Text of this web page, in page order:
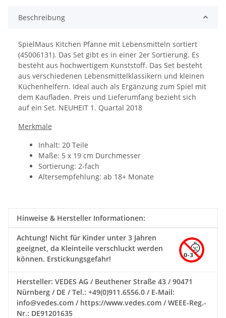
Beschreibung
SpielMaus Kitchen Pfanne mit Lebensmitteln sortiert
(45006131). Das Set gibt es in einer 2er Sortierung. Es
besteht aus hochwertigem Kunststoff. Das Set besteht
aus verschiedenen Lebensmittelklassikern und kleinen
Küchenhelfern. Ideal auch als Ergänzung zum Spiel mit
dem Kaufladen. Preis und Lieferumfang bezieht sich
auf ein Set. NEUHEIT 1. Quartal 2018
Merkmale
Inhalt: 20 Teile
Maße: 5 x 19 cm Durchmesser
Sortierung: 2-fach
Altersempfehlung: ab 18+ Monate
Hinweise & Hersteller Informationen:
Achtung! Nicht für Kinder unter 3 Jahren
geeignet, da Kleinteile verschluckt werden
können. Erstickungsgefahr!
Hersteller: VEDES AG / Beuthener Straße 43 / 90471
Nürnberg / DE / Tel.: +49(0)911.6556.0 / E-Mail:
info@vedes.com / https://www.vedes.com / WEEE-Reg.-
Nr.: DE91201635